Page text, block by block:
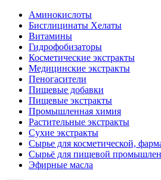
Аминокислоты
Бисглицинаты Хелаты
Витамины
Гидрофобизаторы
Косметические экстракты
Медицинские экстракты
Пеногасители
Пищевые добавки
Пищевые экстракты
Промышленная химия
Растительные экстракты
Сухие экстракты
Сырье для косметической,
Сырьё для пищевой
Эфирные масла